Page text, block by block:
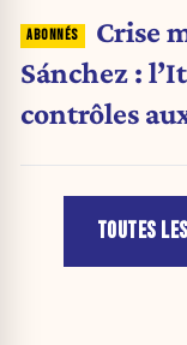
Crise
Sánchez :
contrôles
TOUTES